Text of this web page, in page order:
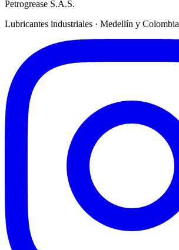
Petrogrease S.A.S.
Lubricantes industriales · Medellín y Colombia